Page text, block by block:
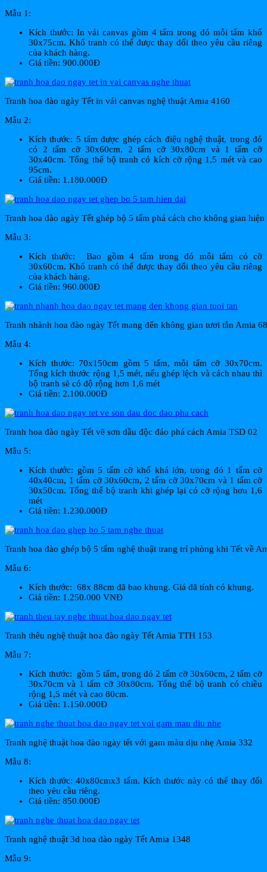
Mẫu 1:
Kích thước: In vải canvas gồm 4 tấm trong đó mỗi tấm khổ
30x75cm. Khổ tranh có thể được thay đổi theo yêu cầu riêng
của khách hàng.
Giá tiền: 900.000Đ
Tranh hoa đào ngày Tết in vải canvas nghệ thuật Amia 4160
Mẫu 2:
Kích thước: 5 tấm được ghép cách điệu nghệ thuật, trong đó
có 2 tấm cỡ 30x60cm, 2 tấm cỡ 30x80cm và 1 tấm cỡ
30x40cm. Tổng thể bộ tranh có kích cỡ rộng 1,5 mét và cao
95cm.
Giá tiền: 1.180.000Đ
Tranh hoa đào ngày Tết ghép bộ 5 tấm phá cách cho không gian
Mẫu 3:
Kích thước: Bao gồm 4 tấm trong đó mỗi tấm có cỡ
30x60cm. Khổ tranh có thể được thay đổi theo yêu cầu riêng
của khách hàng.
Giá tiền: 960.000Đ
Tranh nhành hoa đào ngày Tết mang đến không gian tươi tắn Amia
Mẫu 4:
Kích thước: 70x150cm gồm 5 tấm, mỗi tấm cỡ 30x70cm.
Tổng kích thước rộng 1,5 mét, nếu ghép lệch và cách nhau thì
bộ tranh sẽ có độ rộng hơn 1,6 mét
Giá tiền: 2.100.000Đ
Tranh hoa đào ngày Tết vẽ sơn dầu độc đáo phá cách Amia TSD 02
Mẫu 5:
Kích thước: gồm 5 tấm cỡ khổ khá lớn, trong đó 1 tấm cỡ
40x40cm, 1 tấm cỡ 30x60cm, 2 tấm cỡ 30x70cm và 1 tấm cỡ
30x50cm. Tổng thể bộ tranh khi ghép lại có cỡ rộng hơn 1,6
mét
Giá tiền: 1.230.000Đ
Tranh hoa đào ghép bộ 5 tấm nghệ thuật trang trí phòng khi Tết về
Mẫu 6:
Kích thước: 68x 88cm đã bao khung. Giá đã tính có khung.
Giá tiền: 1.250.000 VNĐ
Tranh thêu nghệ thuật hoa đào ngày Tết Amia TTH 153
Mẫu 7:
Kích thước: gồm 5 tấm, trong đó 2 tấm cỡ 30x60cm, 2 tấm cỡ
30x70cm và 1 tấm cỡ 30x80cm. Tổng thể bộ tranh có chiều
rộng 1,5 mét và cao 80cm.
Giá tiền: 1.150.000Đ
Tranh nghệ thuật hoa đào ngày tết với gam màu dịu nhẹ Amia 332
Mẫu 8:
Kích thước: 40x80cmx3 tấm. Kích thước này có thể thay đổi
theo yêu cầu riêng.
Giá tiền: 850.000Đ
Tranh nghệ thuật 3d hoa đào ngày Tết Amia 1348
Mẫu 9: